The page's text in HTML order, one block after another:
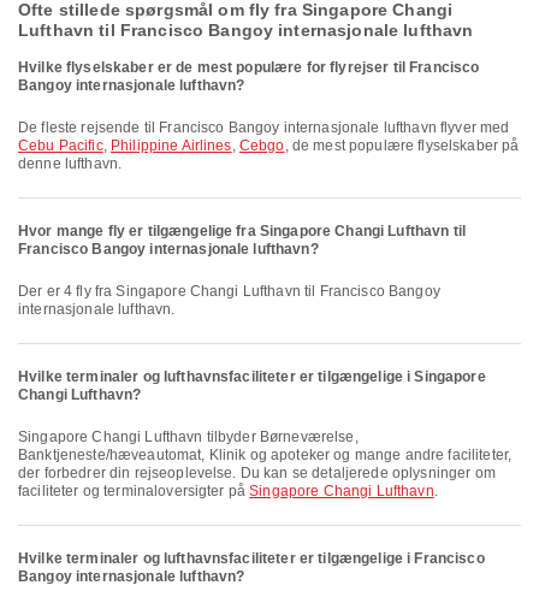
Ofte stillede spørgsmål om fly fra Singapore Changi
Lufthavn til Francisco Bangoy internasjonale lufthavn
Hvilke flyselskaber er de mest populære for flyrejser til Francisco
Bangoy internasjonale lufthavn?
De fleste rejsende til Francisco Bangoy internasjonale lufthavn flyver med
Cebu Pacific, Philippine Airlines, Cebgo, de mest populære flyselskaber på
denne lufthavn.
Hvor mange fly er tilgængelige fra Singapore Changi Lufthavn til
Francisco Bangoy internasjonale lufthavn?
Der er 4 fly fra Singapore Changi Lufthavn til Francisco Bangoy
internasjonale lufthavn.
Hvilke terminaler og lufthavnsfaciliteter er tilgængelige i Singapore
Changi Lufthavn?
Singapore Changi Lufthavn tilbyder Børneværelse,
Banktjeneste/hæveautomat, Klinik og apoteker og mange andre faciliteter,
der forbedrer din rejseoplevelse. Du kan se detaljerede oplysninger om
faciliteter og terminaloversigter påSingapore Changi Lufthavn.
Hvilke terminaler og lufthavnsfaciliteter er tilgængelige i Francisco
Bangoy internasjonale lufthavn?